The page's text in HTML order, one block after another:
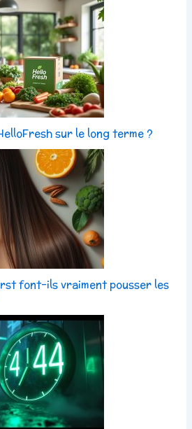
sur le long terme ?
font-ils vraiment pousser les